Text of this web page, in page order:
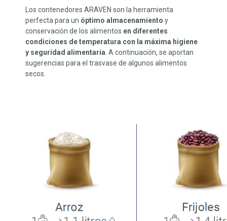
Los contenedores ARAVEN son la herramienta
perfecta para un óptimo almacenamiento y
conservación de los alimentos en diferentes
condiciones de temperatura con la máxima higiene
y seguridad alimentaria . A continuación, se aportan
sugerencias para el trasvase de algunos alimentos
secos.